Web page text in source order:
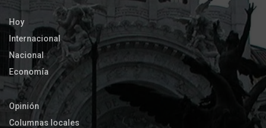
Hoy
Internacional
Nacional
Economía
Opinión
Columnas locales